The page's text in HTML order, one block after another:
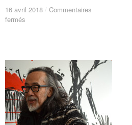
16 avril 2018 / Commentaires
fermés
Résultat
du
workshop
« Vivre
ensemble »
16 avril 2018 / Commentaires
fermés
Résultat
du
workshop
« Vivre
ensemble »